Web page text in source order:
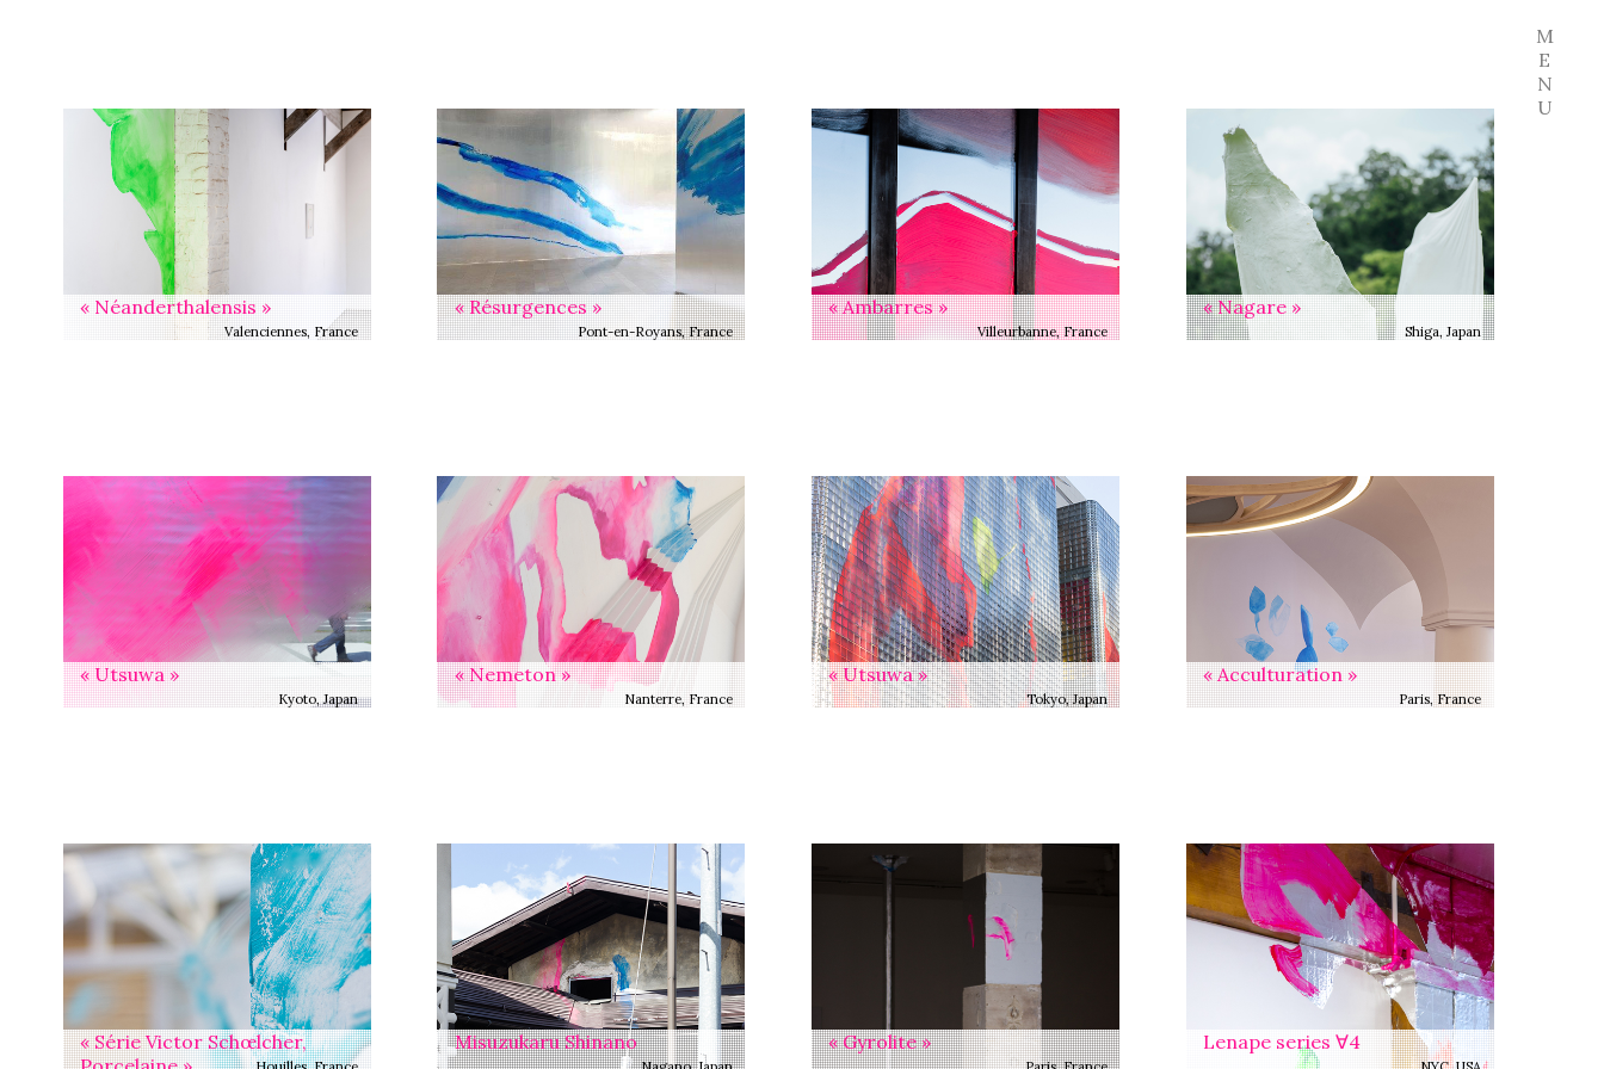
M
E
N
U
« Néanderthalensis »
Valenciennes, France
« Résurgences »
Pont-en-Royans, France
« Ambarres »
Villeurbanne, France
« Nagare »
Shiga, Japan
« Utsuwa »
Kyoto, Japan
« Nemeton »
Nanterre, France
« Utsuwa »
Tokyo, Japan
« Acculturation »
Paris, France
« Série Victor Schœlcher,
Misuzukaru Shinano « Gyrolite » Lenape series ∀4